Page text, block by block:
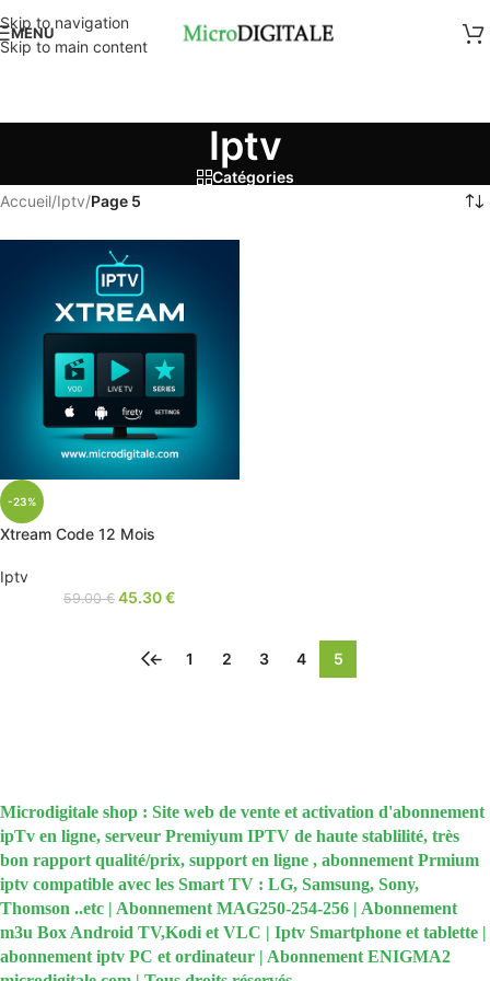
Skip to navigation
Skip to main content
MENU
Iptv
Catégories
Accueil/Iptv/Page 5
-23%
Xtream Code 12 Mois
Iptv
59.00€ 45.30€
← 1 2 3 4 5
Microdigitale shop : Site web de vente et activation d'abonnement
ipTv en ligne, serveur Premiyum IPTV de haute stablilité, très
bon rapport qualité/prix, support en ligne , abonnement Prmium
iptv compatible avec les Smart TV : LG, Samsung, Sony,
Thomson ..etc | Abonnement MAG250-254-256 | Abonnement
m3u Box Android TV,Kodi et VLC | Iptv Smartphone et tablette |
abonnement iptv PC et ordinateur | Abonnement ENIGMA2